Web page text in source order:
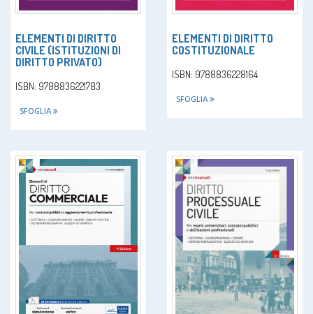
ELEMENTI DI DIRITTO
CIVILE (ISTITUZIONI DI
DIRITTO PRIVATO)
ISBN: 9788836221783
SFOGLIA
ELEMENTI DI DIRITTO
COSTITUZIONALE
ISBN: 9788836228164
SFOGLIA